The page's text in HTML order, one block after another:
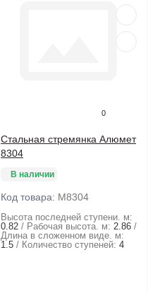
0
Стальная стремянка Алюмет
8304
В наличии
Код товара: М8304
Высота последней ступени. м:
0.82
Рабочая высота. м: 2.86
Длина в сложенном виде. м:
1.5
Количество ступеней: 4